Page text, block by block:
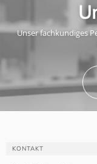
Unser fachkundiges
KONTAKT